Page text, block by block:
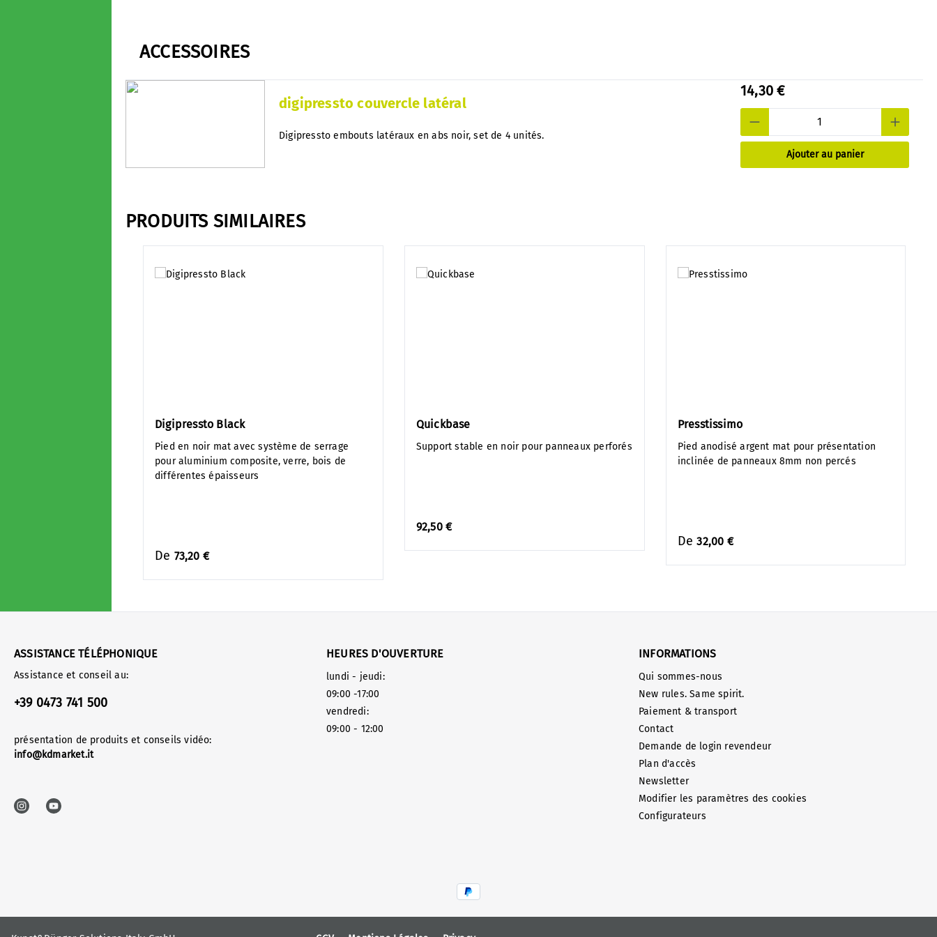
ACCESSOIRES
digipressto couvercle latéral
Digipressto embouts latéraux en abs noir, set de 4 unités.
14,30 €
Ajouter au panier
PRODUITS SIMILAIRES
Digipressto Black
Pied en noir mat avec système de serrage
pour aluminium composite, verre, bois de
différentes épaisseurs
De 73,20 €
Quickbase
Support stable en noir pour panneaux perforés
92,50 €
Presstissimo
Pied anodisé argent mat pour présentation
inclinée de panneaux 8mm non percés
De32,00 €
ASSISTANCE TÉLÉPHONIQUE
Assistance et conseil au:
+39 0473 741 500
présentation de produits et conseils vidéo:
info@kdmarket.it
HEURES D'OUVERTURE
lundi - jeudi:
09:00 -17:00
vendredi:
09:00 - 12:00
INFORMATIONS
Qui sommes-nous
New rules. Same spirit.
Paiement & transport
Contact
Demande de login revendeur
Plan d'accès
Newsletter
Modifier les paramètres des cookies
Configurateurs